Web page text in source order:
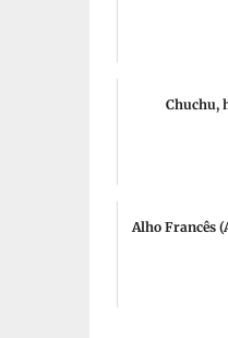
Chuchu,
Alho Francês